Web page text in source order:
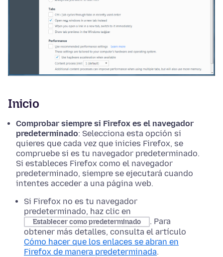
Inicio
Comprobar siempre si Firefox es el navegador
predeterminado: Selecciona esta opción si
quieres que cada vez que inicies Firefox, se
compruebe si es tu navegador predeterminado.
Si estableces Firefox como el navegador
predeterminado, siempre se ejecutará cuando
intentes acceder a una página web.
Si Firefox no es tu navegador
predeterminado, haz clic en
Establecer como predeterminado
. Para
obtener más detalles, consulta el artículo
Cómo hacer que los enlaces se abran en
Firefox de manera predeterminada.